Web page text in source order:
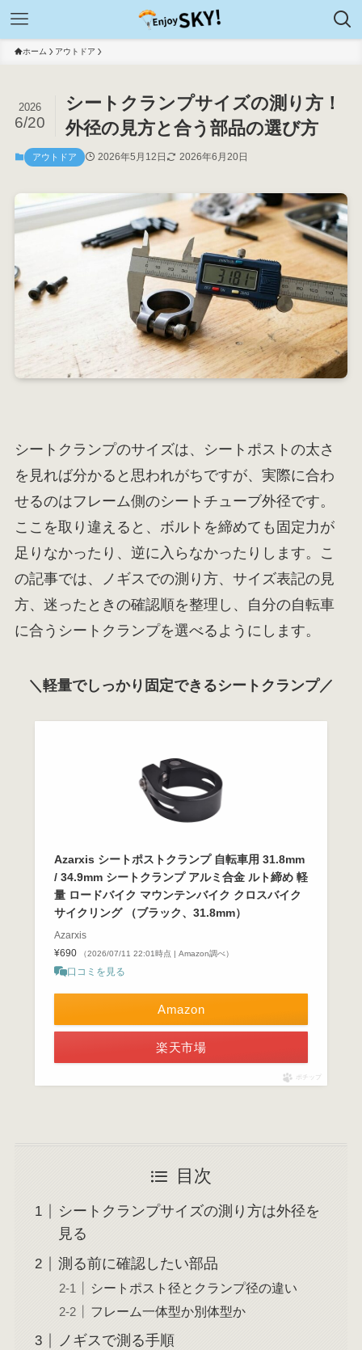
ホーム アウトドア
シートクランプサイズの測り方！
外径の見方と合う部品の選び方
2026
6/20
アウトドア 2026年5月12日 2026年6月20日
シートクランプのサイズは、シートポストの太さ
を見れば分かると思われがちですが、実際に合わ
せるのはフレーム側のシートチューブ外径です。
ここを取り違えると、ボルトを締めても固定力が
足りなかったり、逆に入らなかったりします。こ
の記事では、ノギスでの測り方、サイズ表記の見
方、迷ったときの確認順を整理し、自分の自転車
に合うシートクランプを選べるようにします。
＼軽量でしっかり固定できるシートクランプ／
Azarxis シートポストクランプ 自転車用 31.8mm
/ 34.9mm シートクランプ アルミ合金 ルト締め 軽
量 ロードバイク マウンテンバイク クロスバイク
サイクリング （ブラック、31.8mm）
Azarxis
¥690
（2026/07/11 22:01時点 | Amazon調べ）
口コミを見る
Amazon
楽天市場
ポチップ
目次
シートクランプサイズの測り方は外径を
見る
測る前に確認したい部品
シートポスト径とクランプ径の違い
フレーム一体型か別体型か
ノギスで測る手順